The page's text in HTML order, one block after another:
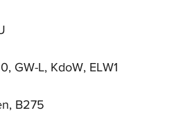
GW-L, KdoW, ELW1
B275